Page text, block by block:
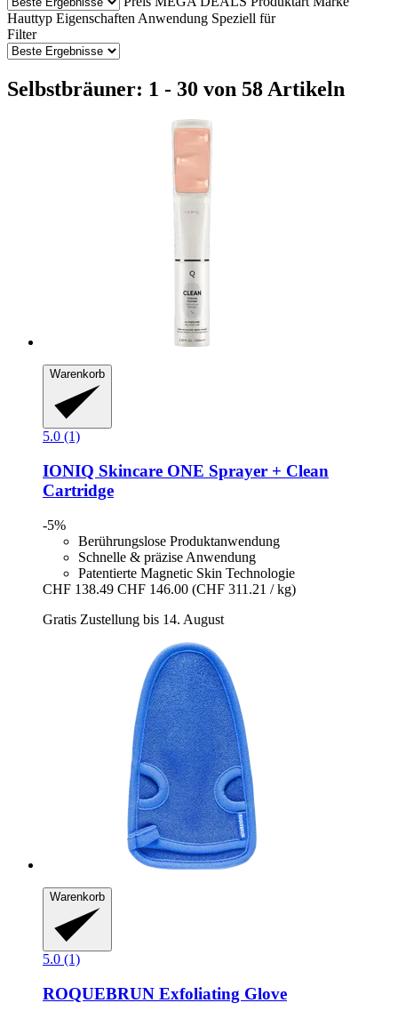
Hauttyp Eigenschaften Anwendung Speziell für
Filter
Selbstbräuner: 1 - 30 von 58 Artikeln
Warenkorb
5.0 (1)
IONIQ Skincare ONE Sprayer + Clean
Cartridge
-5%
Berührungslose Produktanwendung
Schnelle & präzise Anwendung
Patentierte Magnetic Skin Technologie
CHF 138.49 CHF 146.00 (CHF 311.21 / kg)
Gratis Zustellung bis 14. August
Warenkorb
5.0 (1)
ROQUEBRUN Exfoliating Glove